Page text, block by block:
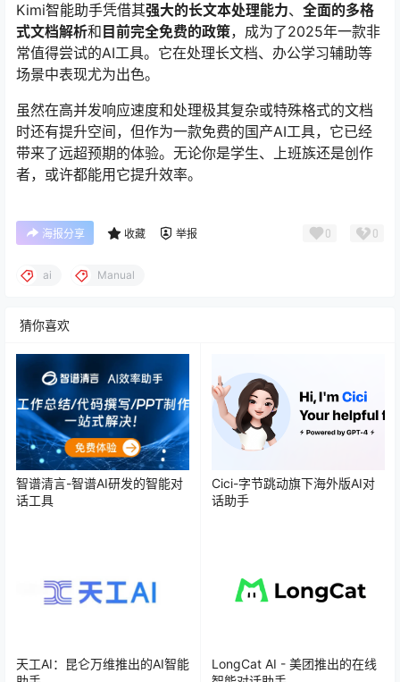
Kimi智能助手凭借其强大的长文本处理能力、 全面的多格
式文档解析和 目前完全免费的政策，成为了2025年一款非
常值得尝试的AI工具。它在处理长文档、办公学习辅助等
场景中表现尤为出色。
虽然在高并发响应速度和处理极其复杂或特殊格式的文档
时还有提升空间，但作为一款免费的国产AI工具，它已经
带来了远超预期的体验。无论你是学生、上班族还是创作
者，或许都能用它提升效率。
海报分享 收藏 举报 0 0
ai Manual
猜你喜欢
智谱清言-智谱AI研发的智能对
话工具
Cici-字节跳动旗下海外版AI对
话助手
天工AI：昆仑万维推出的AI智能
LongCat AI - 美团推出的在线